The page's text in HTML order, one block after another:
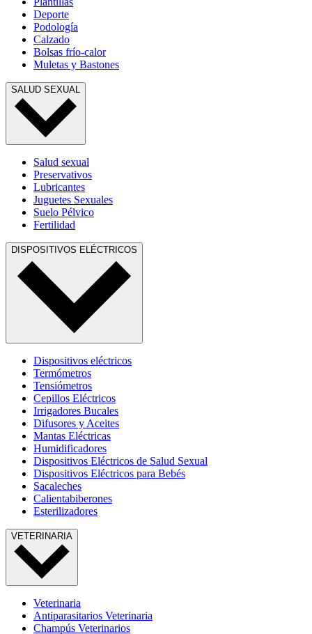
Deporte
Podología
Calzado
Bolsas frío-calor
Muletas y Bastones
SALUD SEXUAL
Salud sexual
Preservativos
Lubricantes
Juguetes Sexuales
Suelo Pélvico
Fertilidad
DISPOSITIVOS ELÉCTRICOS
Dispositivos eléctricos
Termómetros
Tensiómetros
Cepillos Eléctricos
Irrigadores Bucales
Difusores y Aceites
Mantas Eléctricas
Humidificadores
Dispositivos Eléctricos de Salud Sexual
Dispositivos Eléctricos para Bebés
Sacaleches
Calientabiberones
Esterilizadores
VETERINARIA
Veterinaria
Antiparasitarios Veterinaria
Champús Veterinarios